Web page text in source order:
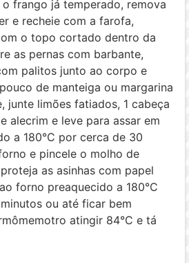
o frango já temperado, remova
e recheie com a farofa,
o topo cortado dentro da
as pernas com barbante,
palitos junto ao corpo e
de manteiga ou margarina
junte limões fatiados, 1 cabeça
alecrim e leve para assar em
a 180°C por cerca de 30
e pincele o molho de
as asinhas com papel
forno preaquecido a 180°C
ou até ficar bem
atingir 84°C e tá